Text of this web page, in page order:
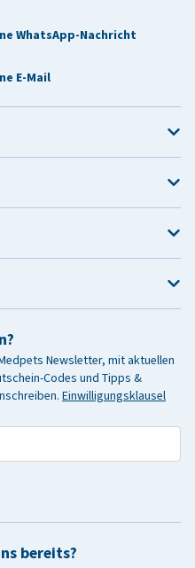
WhatsApp-Nachricht
E-Mail
Newsletter, mit aktuellen
Codes und Tipps &
Einwilligungsklausel
bereits?